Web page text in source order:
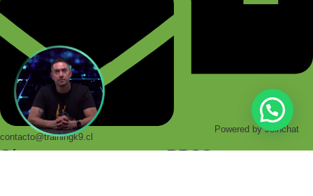
contacto@trainingk9.cl
Síguenos en nuestras RRSS
Powered byJoinchat